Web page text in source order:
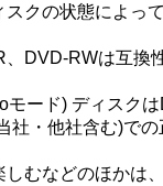
クの状態によっ
DVD-RWは互換
ード) ディスク
社・他社含む)で
むなどのほかは